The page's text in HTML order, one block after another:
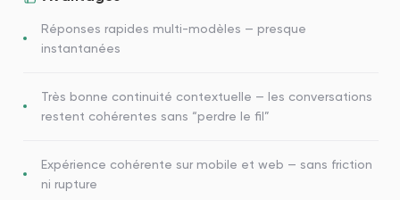
Réponses rapides multi-modèles — presque
instantanées
Très bonne continuité contextuelle — les conversations
restent cohérentes sans “perdre le fil”
Expérience cohérente sur mobile et web — sans friction
ni rupture